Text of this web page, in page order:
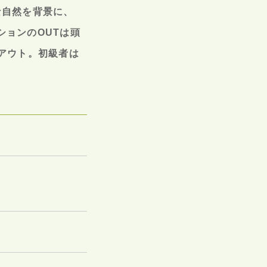
然を背景に、
ョンのOUTは頭
ウト。初級者は